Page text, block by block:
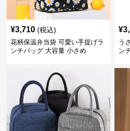
¥3,710 (税込)
花柄保温弁当袋 可愛い手提げラ
ンチバッグ 大容量 小さめ
¥
う
ン